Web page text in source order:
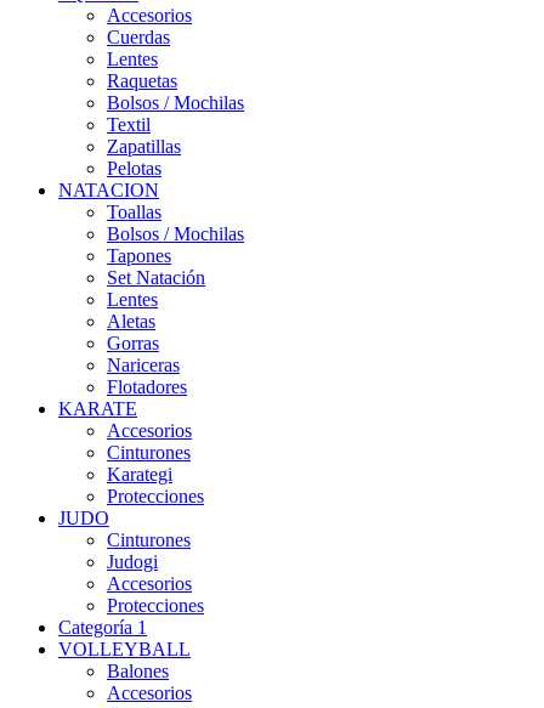
Accesorios
Cuerdas
Lentes
Raquetas
Bolsos / Mochilas
Textil
Zapatillas
Pelotas
NATACION
Toallas
Bolsos / Mochilas
Tapones
Set Natación
Lentes
Aletas
Gorras
Nariceras
Flotadores
KARATE
Accesorios
Cinturones
Karategi
Protecciones
JUDO
Cinturones
Judogi
Accesorios
Protecciones
Categoría 1
VOLLEYBALL
Balones
Accesorios